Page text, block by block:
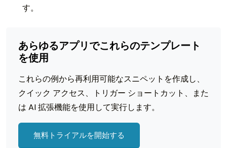
す。
あらゆるアプリでこれらのテンプレート
を使用
これらの例から再利用可能なスニペットを作成し、
クイック アクセス、トリガー ショートカット、また
は AI 拡張機能を使用して実行します。
無料トライアルを開始する